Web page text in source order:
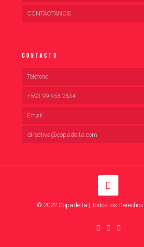
CONTÁCTANOS
Contacto
Teléfono
+593 99 455 2634
Email:
directiva@copadelta.com
© 2022 Copadelta | Todos los